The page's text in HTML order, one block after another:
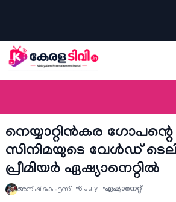
നെയ്യാറ്റിൻകര
സിനിമയുടെ വേൾഡ്
പ്രീമിയർ ഏഷ്യാനെറ്റിൽ
അനീഷ്‌ കെ എസ് 6 July ഏഷ്യാനെറ്റ്‌